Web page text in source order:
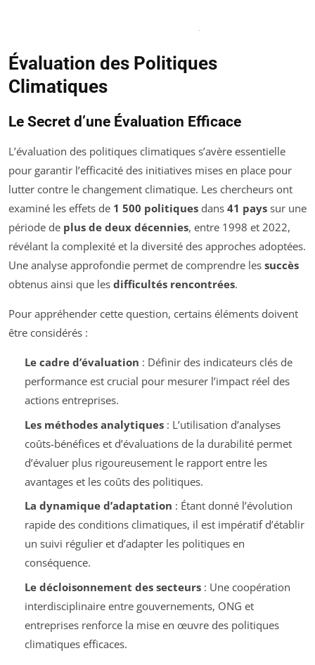
Évaluation des Politiques
Climatiques
Le Secret d’une Évaluation Efficace
L’évaluation des politiques climatiques s’avère essentielle
pour garantir l’efficacité des initiatives mises en place pour
lutter contre le changement climatique. Les chercheurs ont
examiné les effets de 1 500 politiques dans 41 pays sur une
période de plus de deux décennies, entre 1998 et 2022,
révélant la complexité et la diversité des approches adoptées.
Une analyse approfondie permet de comprendre les succès
obtenus ainsi que les difficultés rencontrées.
Pour appréhender cette question, certains éléments doivent
être considérés :
Le cadre d’évaluation : Définir des indicateurs clés de
performance est crucial pour mesurer l’impact réel des
actions entreprises.
Les méthodes analytiques: L’utilisation d’analyses
coûts-bénéfices et d’évaluations de la durabilité permet
d’évaluer plus rigoureusement le rapport entre les
avantages et les coûts des politiques.
La dynamique d’adaptation : Étant donné l’évolution
rapide des conditions climatiques, il est impératif d’établir
un suivi régulier et d’adapter les politiques en
conséquence.
Le décloisonnement des secteurs: Une coopération
interdisciplinaire entre gouvernements, ONG et
entreprises renforce la mise en œuvre des politiques
climatiques efficaces.